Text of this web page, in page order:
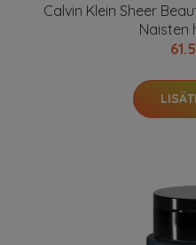
Calvin Klein Sheer
Naisten